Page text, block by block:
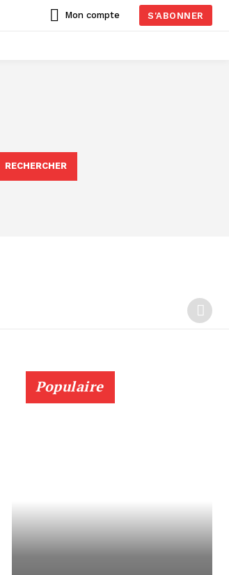
Mon compte S'ABONNER
RECHERCHER
Populaire